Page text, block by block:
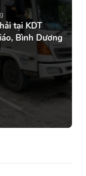
tại KDT
Bình Dương